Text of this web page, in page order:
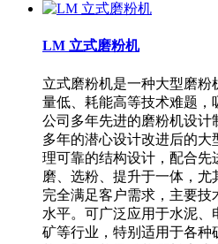
LM 立式磨粉机
立式磨粉机是一种大型磨
量低、耗能高等技术难题
公司多年先进的磨粉机设计
多年的潜心设计改进后的
理可靠的结构设计，配合先
磨、选粉、提升于一体，
完全满足客户需求，主要
水平。可广泛应用于水泥
矿等行业，特别适用于各